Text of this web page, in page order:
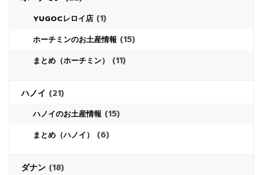
YUGOCレロイ店 (1)
ホーチミンのお土産情報 (15)
まとめ（ホーチミン） (11)
ハノイ (21)
ハノイのお土産情報 (15)
まとめ（ハノイ） (6)
ダナン (18)